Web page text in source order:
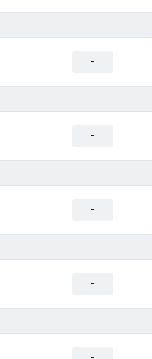
-
-
-
-